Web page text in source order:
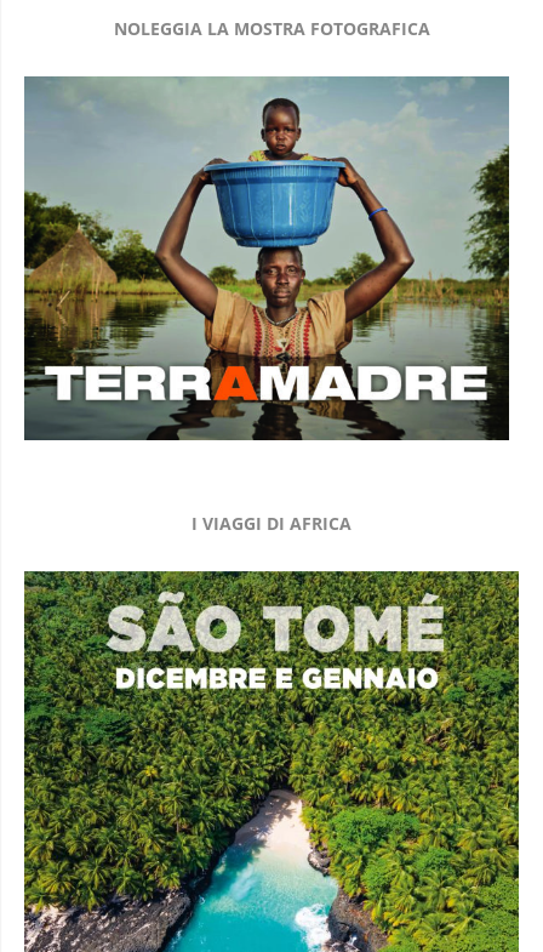
NOLEGGIA LA MOSTRA FOTOGRAFICA
I VIAGGI DI AFRICA